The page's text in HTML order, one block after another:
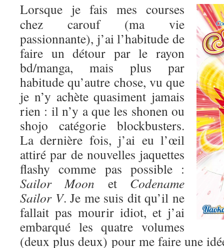
Lorsque je fais mes courses
chez carouf (ma vie
passionnante), j’ai l’habitude de
faire un détour par le rayon
bd/manga, mais plus par
habitude qu’autre chose, vu que
je n’y achète quasiment jamais
rien : il n’y a que les shonen ou
shojo catégorie blockbusters.
La dernière fois, j’ai eu l’œil
attiré par de nouvelles jaquettes
flashy comme pas possible :
Sailor Moon et Codename
Sailor V. Je me suis dit qu’il ne
fallait pas mourir idiot, et j’ai
embarqué les quatre volumes
(deux plus deux) pour me faire une